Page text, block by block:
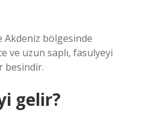
Akdeniz bölgesinde
ve uzun saplı, fasulyeyi
besindir.
gelir?